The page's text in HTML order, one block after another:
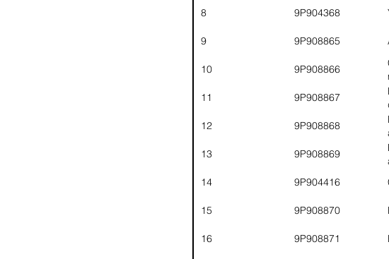
8 9P904368
9 9P908865
10 9P908866
11 9P908867
12 9P908868
13 9P908869
14 9P904416
15 9P908870
16 9P908871